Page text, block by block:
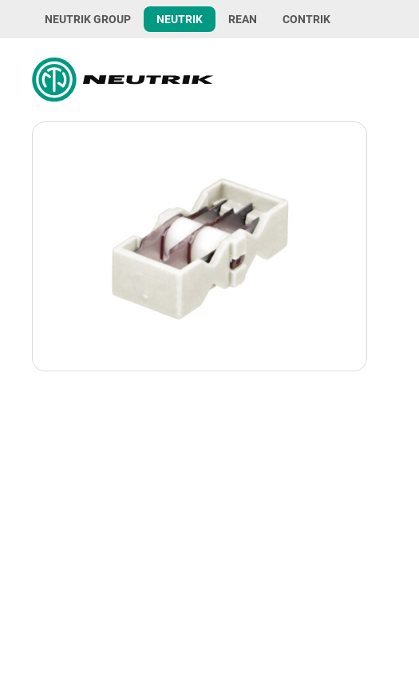
NEUTRIK GROUP NEUTRIK REAN CONTRIK